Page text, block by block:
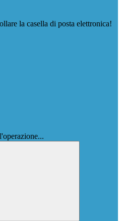
la casella di posta elettronica!